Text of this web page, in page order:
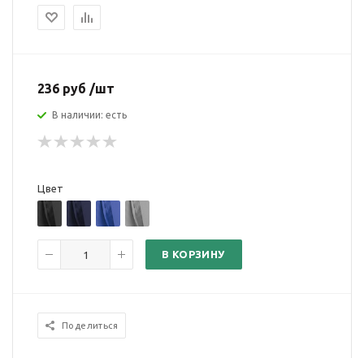
236 руб /шт
В наличии: есть
Цвет
В КОРЗИНУ
Поделиться